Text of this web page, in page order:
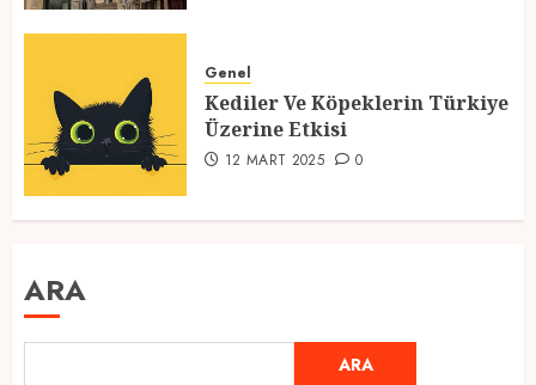
Genel
Kediler Ve Köpeklerin Türkiye
Üzerine Etkisi
12 MART 2025 0
ARA
ARA